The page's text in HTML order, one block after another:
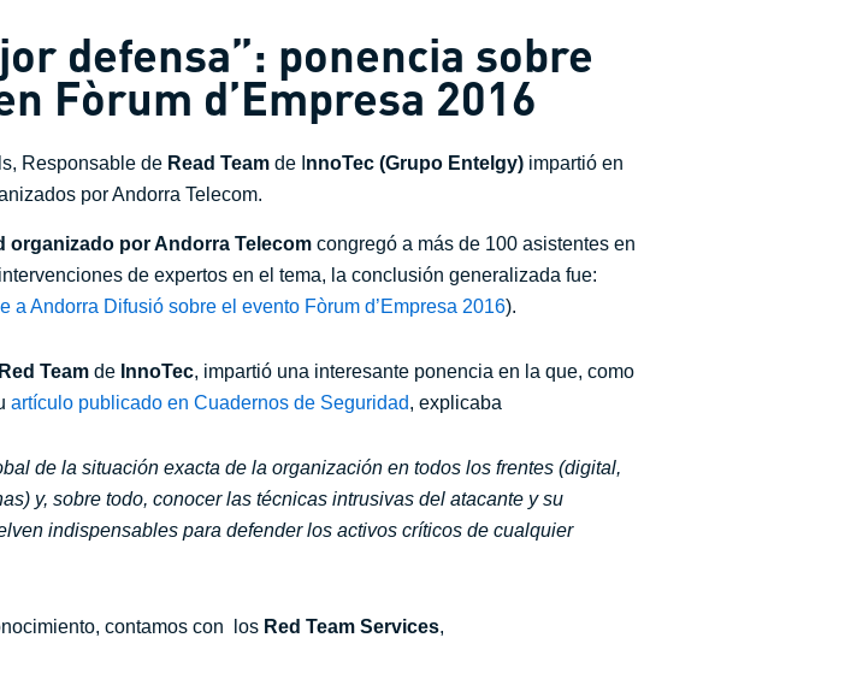
defensa”: ponencia sobre
Fòrum d’Empresa 2016
Responsable de Read Team de I nnoTec (Grupo Entelgy) impartió en
por Andorra Telecom.
por Andorra Telecom congregó a más de 100 asistentes en
de expertos en el tema, la conclusión generalizada fue:
a Andorra Difusió sobre el evento Fòrum d’Empresa 2016).
Red Team de InnoTec, impartió una interesante ponencia en la que, como
artículo publicado en Cuadernos de Seguridad, explicaba
de la situación exacta de la organización en todos los frentes (digital,
y, sobre todo, conocer las técnicas intrusivas del atacante y su
indispensables para defender los activos críticos de cualquier
contamos con los Red Team Services,